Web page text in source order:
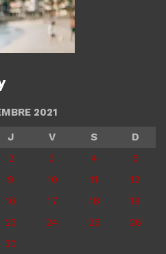
2021
J V S
D
2 3 4
5
9 10 11
12
16 17 18
19
23 24 25
26
30